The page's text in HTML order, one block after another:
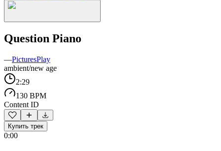
Question Piano
—PicturesPlay
ambient/new age
2:29
130 BPM
Content ID
Купить трек
0:00